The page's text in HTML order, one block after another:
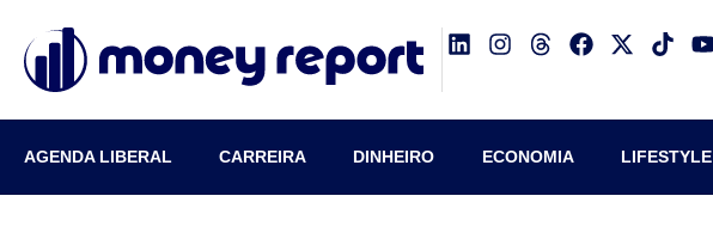
AGENDA LIBERAL CARREIRA DINHEIRO ECONOMIA LIFESTYLE